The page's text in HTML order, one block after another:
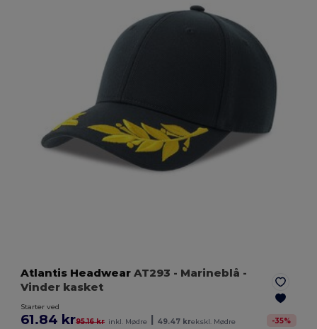
Atlantis Headwear AT293 - Marineblå -
Vinder kasket
Starter ved
61.84 kr95.16 kr inkl. Mødre 49.47 krekskl. Mødre -35%